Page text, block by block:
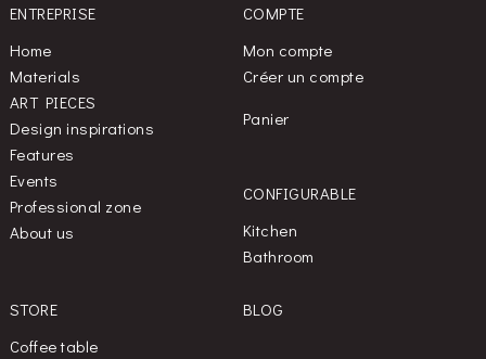
ENTREPRISE
Home
Materials
ART PIECES
Design inspirations
Features
Events
Professional zone
About us
COMPTE
Mon compte
Créer un compte
Panier
CONFIGURABLE
Kitchen
Bathroom
STORE
Coffee table
BLOG